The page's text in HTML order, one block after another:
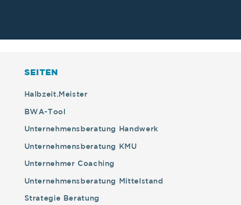
SEITEN
Halbzeit.Meister
BWA-Tool
Unternehmensberatung Handwerk
Unternehmensberatung KMU
Unternehmer Coaching
Unternehmensberatung Mittelstand
Strategie Beratung